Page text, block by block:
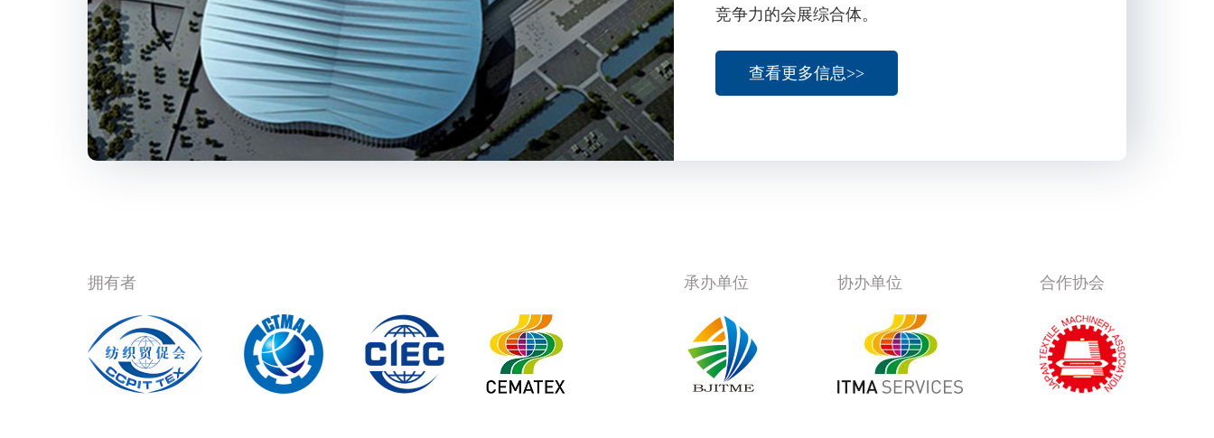
北京泰格斯特国际展览展示有限公司
电话：+86 10 85229646 +86 10 58221177-614
电子邮件：tangrong@ccpittex.com qianyu@ctma.net
Daphne Poon
竞争力的会展综合体。
查看更多信息>>
拥有者 承办单位 协办单位 合作协会